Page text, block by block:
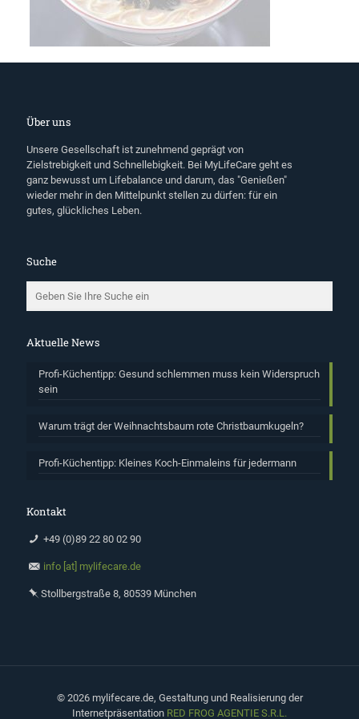
Über uns
Unsere Gesellschaft ist zunehmend geprägt von
Zielstrebigkeit und Schnellebigkeit. Bei MyLifeCare geht es
ganz bewusst um Lifebalance und darum, das "Genießen"
wieder mehr in den Mittelpunkt stellen zu dürfen: für ein
gutes, glückliches Leben.
Suche
Aktuelle News
Profi-Küchentipp: Gesund schlemmen muss kein Widerspruch
sein
Warum trägt der Weihnachtsbaum rote Christbaumkugeln?
Profi-Küchentipp: Kleines Koch-Einmaleins für jedermann
Kontakt
+49 (0)89 22 80 02 90
info [at] mylifecare.de
Stollbergstraße 8, 80539 München
© 2026 mylifecare.de, Gestaltung und Realisierung der
Internetpräsentation RED FROG AGENTIE S.R.L.